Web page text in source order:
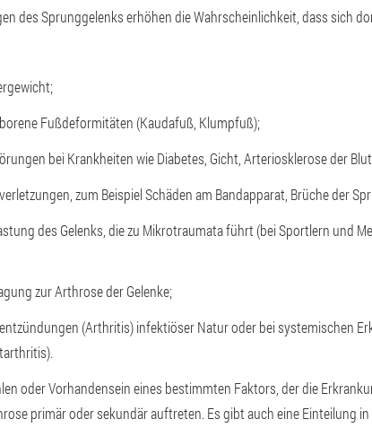
des Sprunggelenks erhöhen die Wahrscheinlichkeit, dass sich
Fußdeformitäten (Kaudafuß, Klumpfuß);
bei Krankheiten wie Diabetes, Gicht, Arteriosklerose der
zum Beispiel Schäden am Bandapparat, Brüche der
des Gelenks, die zu Mikrotraumata führt (bei Sportlern und
zur Arthrose der Gelenke;
(Arthritis) infektiöser Natur oder bei systemischen
oder Vorhandensein eines bestimmten Faktors, der die
primär oder sekundär auftreten. Es gibt auch eine Einteilung